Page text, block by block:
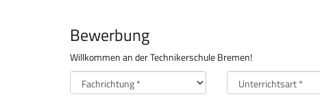
Bewerbung
Willkommen an der Technikerschule Bremen!